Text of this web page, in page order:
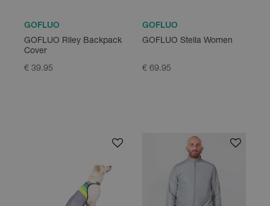
GOFLUO
GOFLUO Riley Backpack
Cover
€ 39.95
GOFLUO
GOFLUO Stella Women
€ 69.95